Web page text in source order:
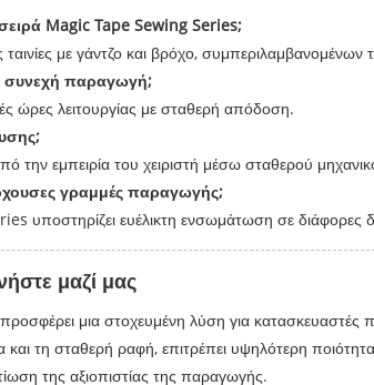
Magic Tape Sewing Series;
ταινίες με γάντζο και βρόχο,
συνεχή παραγωγή;
ώρες λειτουργίας με σταθερή απόδοση.
την εμπειρία του χειριστή μέσω σταθερού
γραμμές παραγωγής;
υποστηρίζει ευέλικτη ενσωμάτωση σε διάφορες
μαζί μας
μια στοχευμένη λύση για κατασκευαστές
τη σταθερή ραφή, επιτρέπει υψηλότερη
της αξιοπιστίας της παραγωγής.